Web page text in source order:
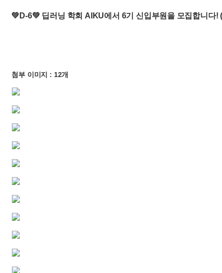
💚D-6💚 딥러닝 학회 AIKU에서 6기 신입부원을 모집합니다!
첨부 이미지 : 12개